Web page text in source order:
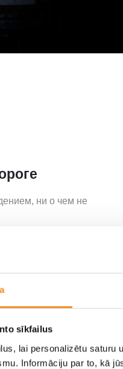
sīkfailus
lai personalizētu
Informāciju par to, kā
ни о чем не
и мы сделаем всё
на дорогу со
в неделю…